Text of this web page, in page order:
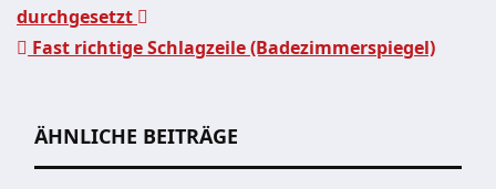
Beitragsnavigation
durchgesetzt
Fast richtige Schlagzeile (Badezimmerspiegel)
ÄHNLICHE BEITRÄGE